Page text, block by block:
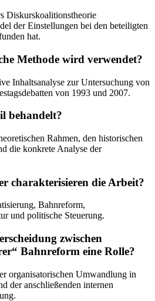
Diskurskoalitionstheorie
der Einstellungen bei den beteiligten
hat.
Methode wird verwendet?
Inhaltsanalyse zur Untersuchung von
von 1993 und 2007.
behandelt?
Rahmen, den historischen
die konkrete Analyse der
charakterisieren die Arbeit?
Bahnreform,
und politische Steuerung.
zwischen
Bahnreform eine Rolle?
organisatorischen Umwandlung in
der anschließenden internen